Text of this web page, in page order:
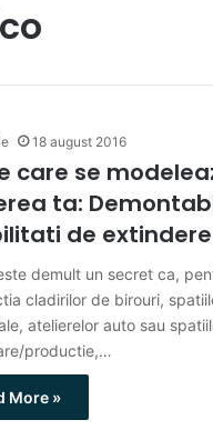
18 august 2016
care se
ta:
de extindere
demult un secret ca,
cladirilor de birouri,
atelierelor auto sau
productie,…
More »